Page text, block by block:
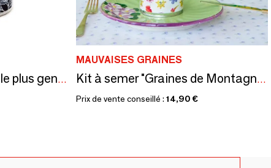
Kit à semer "Papa t'es le plus gentil" Fabriqué en France
MAUVAISES GRAINES
Kit à semer "Graines de Montagnes" Fabriqué en France
Prix de vente conseillé : 14,90 €